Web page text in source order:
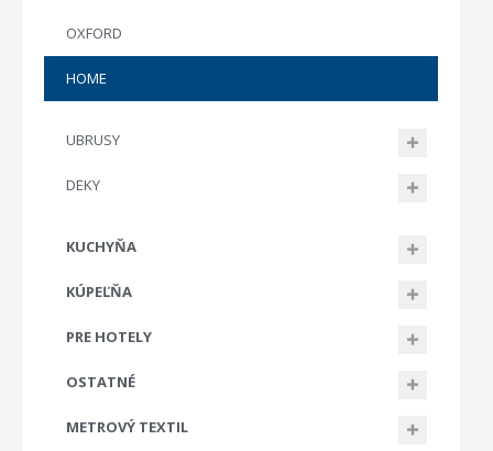
OXFORD
HOME
UBRUSY
DEKY
KUCHYŇA
KÚPEĽŇA
PRE HOTELY
OSTATNÉ
METROVÝ TEXTIL